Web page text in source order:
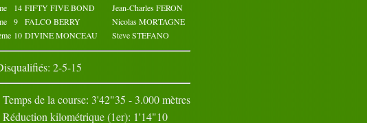
14 FIFTY FIVE BOND
Jean-Charles FERON
9 FALCO BERRY
Nicolas MORTAGNE
10 DIVINE MONCEAU Steve STEFANO
2-5-15
Temps de la course: 3'42"35 - 3.000 mètres
Réduction kilométrique (1er): 1'14"10